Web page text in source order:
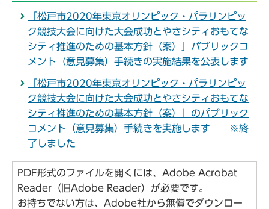
「松戸市2020年東京オリンピック・パラリンピッ
ク競技大会に向けた大会成功とやさシティおもてな
シティ推進のための基本方針（案）」パブリックコ
メント（意見募集）手続きの実施結果を公表します
「松戸市2020年東京オリンピック・パラリンピッ
ク競技大会に向けた大会成功とやさシティおもてな
シティ推進のための基本方針（案）」のパブリック
コメント（意見募集）手続きを実施します ※終
了しました
PDF形式のファイルを開くには、Adobe Acrobat
Reader（旧Adobe Reader）が必要です。
お持ちでない方は、Adobe社から無償でダウンロー